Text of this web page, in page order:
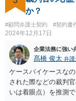
上で、弁護士会名で
度安心して個人情報
ます。 一般的には、
られるものですが、
て、」と定められて
の要件に当てはまら
か？
#顧問弁護士契約 #契約書
2024年12月17日
企業法務に強い
髙橋 俊太 弁護
ケースバイケースな
された際などの裁判
いは着眼点）を推測